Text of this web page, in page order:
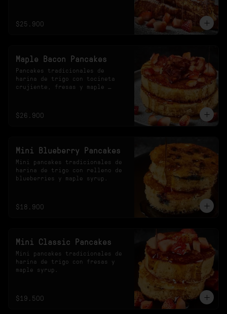
$25.900
Maple Bacon Pancakes
Pancakes tradicionales de
harina de trigo con tocineta
crujiente, fresas y maple
$26.900
Mini Blueberry Pancakes
Mini pancakes tradicionales de
harina de trigo con relleno de
blueberries y maple syrup.
$18.900
Mini Classic Pancakes
Mini pancakes tradicionales de
harina de trigo con fresas y
maple syrup.
$19.500